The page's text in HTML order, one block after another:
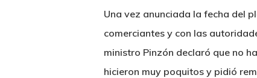
Una vez anunciada la fecha del
comerciantes y con las
ministro Pinzón declaró que no
hicieron muy poquitos y pidió